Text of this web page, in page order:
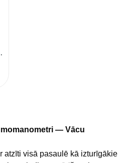
(29-41 cm)
— Vācu
atzīti visā pasaulē kā izturīgākie